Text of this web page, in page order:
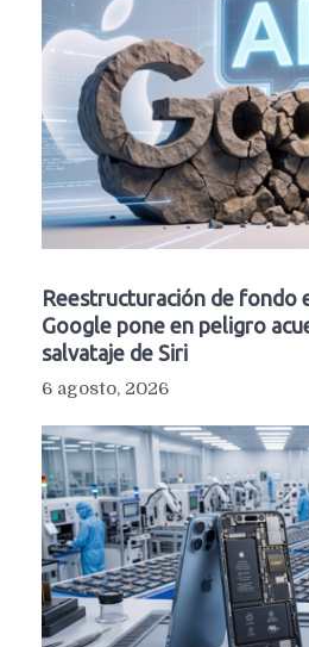
Reestructuración de fondo
Google pone en peligro
salvataje de Siri
6 agosto, 2026